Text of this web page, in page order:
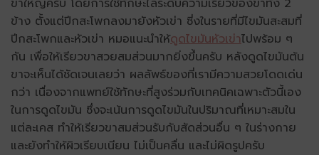
ขาใหญ่ครับ โดยการใช้ทักษะไล่ระดับความเรียวของขาทั้ง 2
ข้าง ตั้งแต่ปีกสะโพกลงมายังหัวเข่า ซี่งในรายที่มีไขมันสะสมที่
ปีกสะโพกและหัวเข่า หมอแนะนำให้ดูดไขมันหัวเข่าไปพร้อม ๆ
กัน เพื่อให้เรียวขาสวยสมส่วนมากยิ่งขึ้นครับ หลังดูดไขมันต้น
ขาจะเห็นได้ชัดเจนเลยว่า ผลลัพธ์ของที่เรามีความสวยโดดเด่น
กว่า เนื่องจากแพทย์ใช้ทักษะที่สูงร่วมกับเทคนิคเฉพาะตัวนี้เอง
ในการดูดไขมัน ซึ่งจะเน้นการดูดไขมันในปริมาณที่เหมาะสมใน
แต่ละเคส ทำให้เรียวขาสมส่วนรับกับสัดส่วนอื่น ๆ ในร่างกาย
และยังทำให้ผิวเรียบเนียน ไม่เป็นคลื่น และไม่ผิดรูปครับ